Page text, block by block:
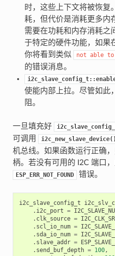
时，这些上下文将被恢复
耗，但代价是消耗更多内
需要在功耗和内存消耗之
于特定的硬件功能，如果
你将看到类似
not able to
的错误消息。
使能内部上拉。尽管如此
阻。
一旦填充好
可调用
i2c_new_slave_device()
机总线。如果函数运行正确
柄。若没有可用的 I2C 端口
ESP_ERR_NOT_FOUND 错误。
i2c_slave_config_t
. i2c_port =
. clk_source =
. scl_io_num =
. sda_io_num =
. slave_addr =
. send_buf_depth = 100,